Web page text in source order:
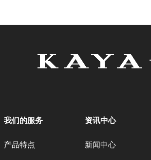
我们的服务
产品特点
资讯中心
新闻中心